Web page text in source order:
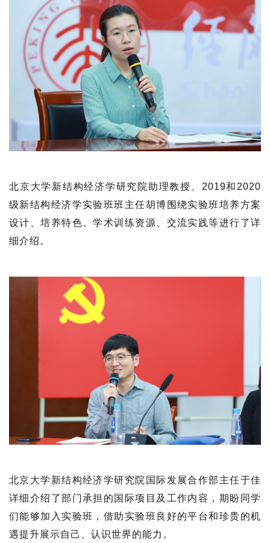
北京大学新结构经济学研究院助理教授、2019和2020
级新结构经济学实验班班主任胡博围绕实验班培养方案
设计、培养特色、学术训练资源、交流实践等进行了详
细介绍。
北京大学新结构经济学研究院国际发展合作部主任于佳
详细介绍了部门承担的国际项目及工作内容，期盼同学
们能够加入实验班，借助实验班良好的平台和珍贵的机
遇提升展示自己、认识世界的能力。